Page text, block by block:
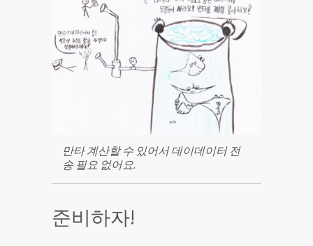
만타 계산할 수 있어서 데이데이터 전
송 필요 없어요.
준비하자!